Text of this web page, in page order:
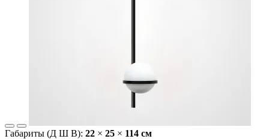
Габариты (Д Ш В): 22 × 25 × 114 cм